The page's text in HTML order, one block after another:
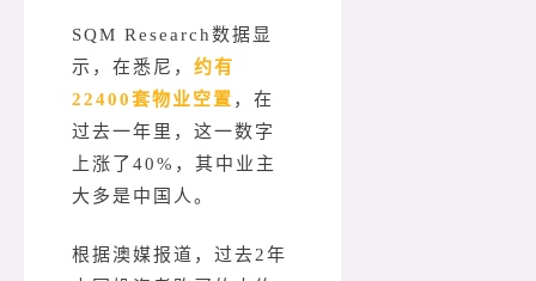
SQM Research数据显
示，在悉尼， 约有
22400套物业空置 ，在
过去一年里，这一数字
上涨了40%，其中业主
大多是中国人。
根据澳媒报道，过去2年